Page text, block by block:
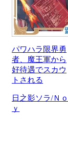
パワハラ限界勇
者、魔王軍から
好待遇でスカウ
トされる
日之影ソラ/Ｎｏ
ｙ